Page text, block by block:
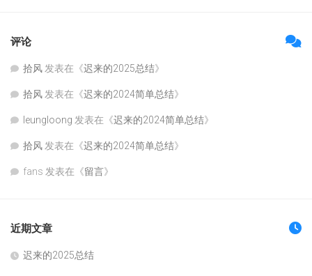
评论
拾风 发表在《迟来的2025总结》
拾风 发表在《迟来的2024简单总结》
leungloong 发表在《迟来的2024简单总结》
拾风 发表在《迟来的2024简单总结》
fans 发表在《留言》
近期文章
迟来的2025总结